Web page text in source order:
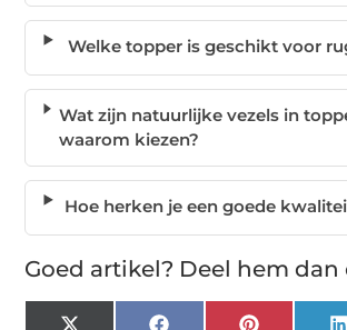
Welke topper is geschikt voor
Wat zijn natuurlijke vezels in
waarom kiezen?
Hoe herken je een goede
Goed artikel? Deel hem dan